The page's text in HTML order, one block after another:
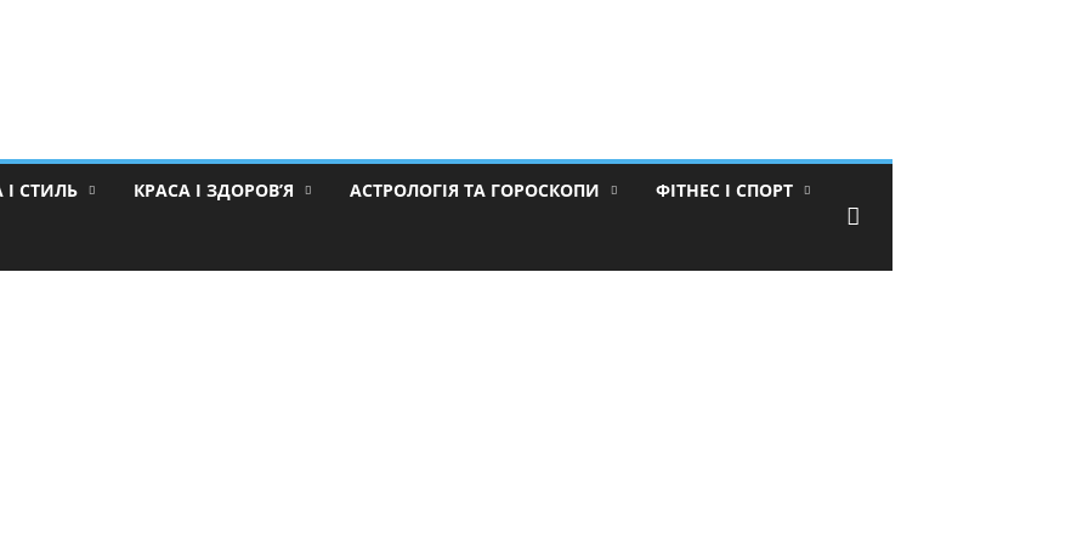
СТИЛЬ КРАСА І ЗДОРОВ’Я АСТРОЛОГІЯ ТА ГОРОСКОПИ ФІТНЕС І СПОРТ